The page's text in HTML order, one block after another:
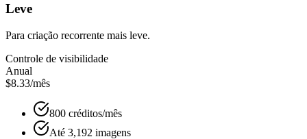
Leve
Para criação recorrente mais leve.
Controle de visibilidade
Anual
$8.33/mês
800 créditos/mês
Até 3,192 imagens